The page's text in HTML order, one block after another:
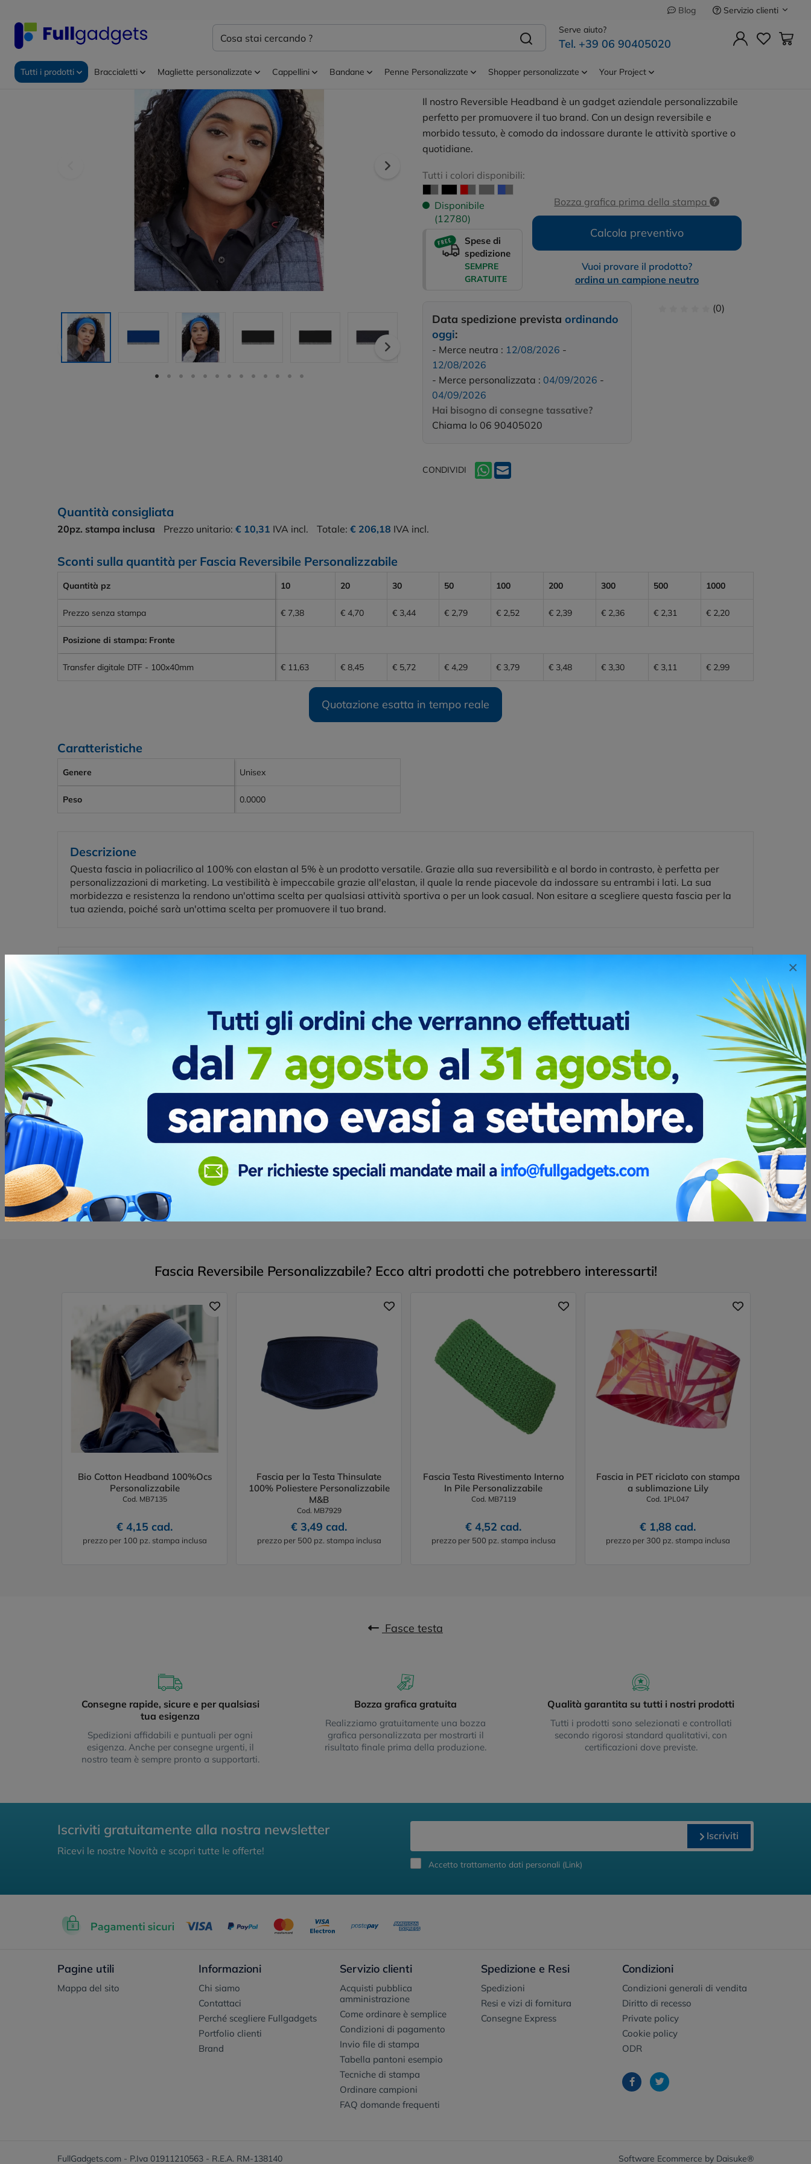
×
Blog
Servizio clienti
Serve aiuto?
Tel. +39 06 90405020
Tutti i prodotti Braccialetti Magliette personalizzate Cappellini Bandane Penne Personalizzate Shopper personalizzate Your Project
Precedente Successivo
Fascia Reversibile
Personalizzabile
MB7401
Il nostro Reversible Headband è un gadget aziendale personalizzabile
perfetto per promuovere il tuo brand. Con un design reversibile e
morbido tessuto, è comodo da indossare durante le attività sportive o
quotidiane.
Tutti i colori disponibili:
Disponibile
(12780)
Spese di
spedizione
SEMPRE
GRATUITE
Bozza grafica prima della stampa
Calcola preventivo
Vuoi provare il prodotto?
ordina un campione neutro
Data spedizione prevista ordinando
oggi:
- Merce neutra : 12/08/2026 -
12/08/2026
- Merce personalizzata : 04/09/2026 -
04/09/2026
Hai bisogno di consegne tassative?
Chiama lo 06 90405020
(0)
CONDIVIDI
Quantità consigliata
20pz. stampa inclusa Prezzo unitario: € 10,31 IVA incl. Totale: € 206,18 IVA incl.
Sconti sulla quantità per Fascia Reversibile Personalizzabile
Quantità pz 10 20 30 50 100 200 300 500 1000
Prezzo senza stampa € 7,38 € 4,70 € 3,44 € 2,79 € 2,52 € 2,39 € 2,36 € 2,31 € 2,20
Posizione di stampa: Fronte
Transfer digitale DTF - 100x40mm € 11,63 € 8,45 € 5,72 € 4,29 € 3,79 € 3,48 € 3,30 € 3,11 € 2,99
Quotazione esatta in tempo reale
Caratteristiche
Genere Unisex
Peso 0.0000
Descrizione
Questa fascia in poliacrilico al 100% con elastan al 5% è un prodotto versatile. Grazie alla sua reversibilità e al bordo in contrasto, è perfetta per
personalizzazioni di marketing. La vestibilità è impeccabile grazie all'elastan, il quale la rende piacevole da indossare su entrambi i lati. La sua
morbidezza e resistenza la rendono un'ottima scelta per qualsiasi attività sportiva o per un look casual. Non esitare a scegliere questa fascia per la
tua azienda, poiché sarà un'ottima scelta per promuovere il tuo brand.
TRANSFER
DIGITALE DTF
Transfer digitale DTF, è una tecnica moderna molto utile quando si devono stampare pochi pezzi a tanti colori. Questo
tipo di transfer non ha una base di contorno bianca obbligatoria.
Posizioni di stampa
FRONTE
Opinione dei clienti
per poter scrivere la tua opinione.
Fascia Reversibile Personalizzabile? Ecco altri prodotti che potrebbero interessarti!
Bio Cotton Headband 100%Ocs
Personalizzabile
Cod. MB7135
€ 4,15 cad.
prezzo per 100 pz. stampa inclusa
Fascia per la Testa Thinsulate
100% Poliestere Personalizzabile
M&B
Cod. MB7929
€ 3,49 cad.
prezzo per 500 pz. stampa inclusa
Fascia Testa Rivestimento Interno
In Pile Personalizzabile
Cod. MB7119
€ 4,52 cad.
prezzo per 500 pz. stampa inclusa
Fascia in PET riciclato con stampa
a sublimazione Lily
Cod. 1PL047
€ 1,88 cad.
prezzo per 300 pz. stampa inclusa
Fasce testa
Consegne rapide, sicure e per qualsiasi
tua esigenza
Spedizioni affidabili e puntuali per ogni
esigenza. Anche per consegne urgenti, il
nostro team è sempre pronto a supportarti.
Bozza grafica gratuita
Realizziamo gratuitamente una bozza
grafica personalizzata per mostrarti il
risultato finale prima della produzione.
Qualità garantita su tutti i nostri prodotti
Tutti i prodotti sono selezionati e controllati
secondo rigorosi standard qualitativi, con
certificazioni dove previste.
Iscriviti gratuitamente alla nostra newsletter
Ricevi le nostre Novità e scopri tutte le offerte!
Iscriviti
Accetto trattamento dati personali (Link)
Pagine utili
Mappa del sito
Informazioni
Chi siamo
Contattaci
Perché scegliere Fullgadgets
Portfolio clienti
Brand
Servizio clienti
Acquisti pubblica
amministrazione
Come ordinare è semplice
Condizioni di pagamento
Invio file di stampa
Tabella pantoni esempio
Tecniche di stampa
Ordinare campioni
FAQ domande frequenti
Spedizione e Resi
Spedizioni
Resi e vizi di fornitura
Consegne Express
Condizioni
Condizioni generali di vendita
Diritto di recesso
Private policy
Cookie policy
ODR
FullGadgets.com - P.Iva 01911210563 - R.E.A. RM-138140 Software Ecommerce by Daisuke®